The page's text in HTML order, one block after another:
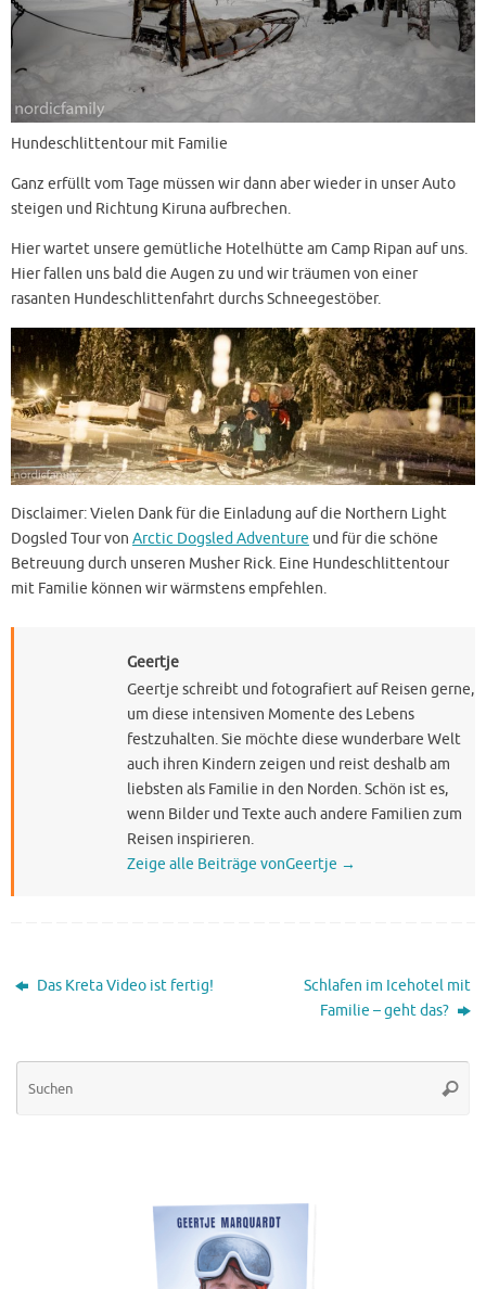
Hundeschlittentour mit Familie
Ganz erfüllt vom Tage müssen wir dann aber wieder in unser Auto
steigen und Richtung Kiruna aufbrechen.
Hier wartet unsere gemütliche Hotelhütte am Camp Ripan auf uns.
Hier fallen uns bald die Augen zu und wir träumen von einer
rasanten Hundeschlittenfahrt durchs Schneegestöber.
Disclaimer: Vielen Dank für die Einladung auf die Northern Light
Dogsled Tour von Arctic Dogsled Adventure und für die schöne
Betreuung durch unseren Musher Rick. Eine Hundeschlittentour
mit Familie können wir wärmstens empfehlen.
Geertje
Geertje schreibt und fotografiert auf Reisen gerne,
um diese intensiven Momente des Lebens
festzuhalten. Sie möchte diese wunderbare Welt
auch ihren Kindern zeigen und reist deshalb am
liebsten als Familie in den Norden. Schön ist es,
wenn Bilder und Texte auch andere Familien zum
Reisen inspirieren.
Zeige alle Beiträge vonGeertje →
Das Kreta Video ist fertig!
Schlafen im Icehotel mit
Familie – geht das?